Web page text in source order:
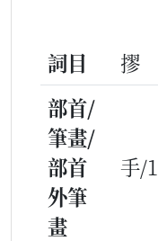
詞目
摎
部首/
筆畫/
部首
外筆
畫
手/